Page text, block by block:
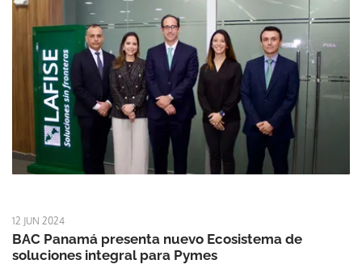
12 JUN 2024
BAC Panamá presenta nuevo Ecosistema de
soluciones integral para Pymes